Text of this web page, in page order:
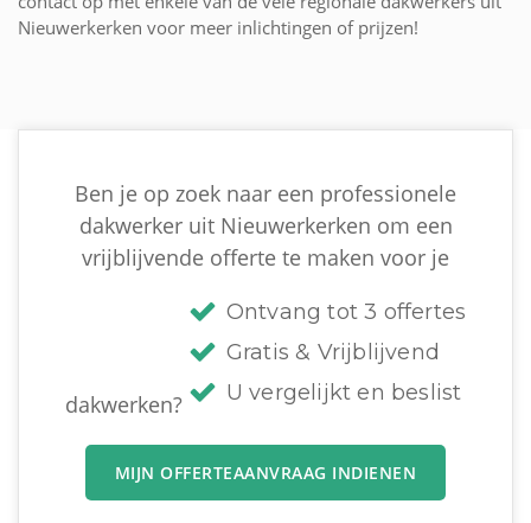
Nieuwerkerken voor meer inlichtingen of prijzen!
Ben je op zoek naar een professionele
dakwerker uit Nieuwerkerken om een
vrijblijvende offerte te maken voor je
dakwerken?
Ontvang tot 3 offertes
Gratis & Vrijblijvend
U vergelijkt en beslist
MIJN OFFERTEAANVRAAG INDIENEN